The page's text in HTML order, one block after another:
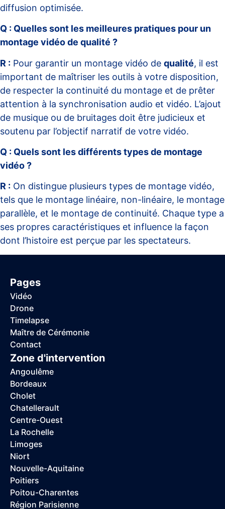
diffusion optimisée.
Q : Quelles sont les meilleures pratiques pour un
montage vidéo de qualité ?
R : Pour garantir un montage vidéo de qualité, il est
important de maîtriser les outils à votre disposition,
de respecter la continuité du montage et de prêter
attention à la synchronisation audio et vidéo. L’ajout
de musique ou de bruitages doit être judicieux et
soutenu par l’objectif narratif de votre vidéo.
Q : Quels sont les différents types de montage
vidéo ?
R : On distingue plusieurs types de montage vidéo,
tels que le montage linéaire, non-linéaire, le montage
parallèle, et le montage de continuité. Chaque type a
ses propres caractéristiques et influence la façon
dont l’histoire est perçue par les spectateurs.
Pages
Vidéo
Drone
Timelapse
Maître de Cérémonie
Contact
Zone d'intervention
Angoulême
Bordeaux
Cholet
Chatellerault
Centre-Ouest
La Rochelle
Limoges
Niort
Nouvelle-Aquitaine
Poitiers
Poitou-Charentes
Région Parisienne